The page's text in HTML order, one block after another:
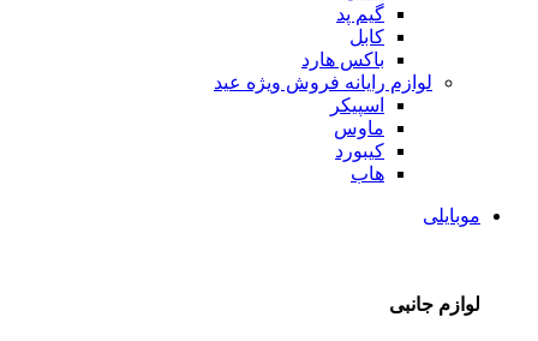
گیم پد
کابل
باکس هارد
لوازم رایانه فروش ویژه عید
اسپیکر
ماوس
کیبورد
هاب
موبایلی
لوازم جانبی